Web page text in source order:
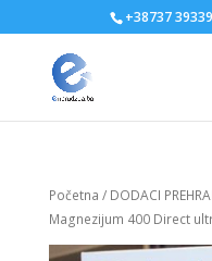
+38737
Početna / DODACI
Magnezijum 400 Direct